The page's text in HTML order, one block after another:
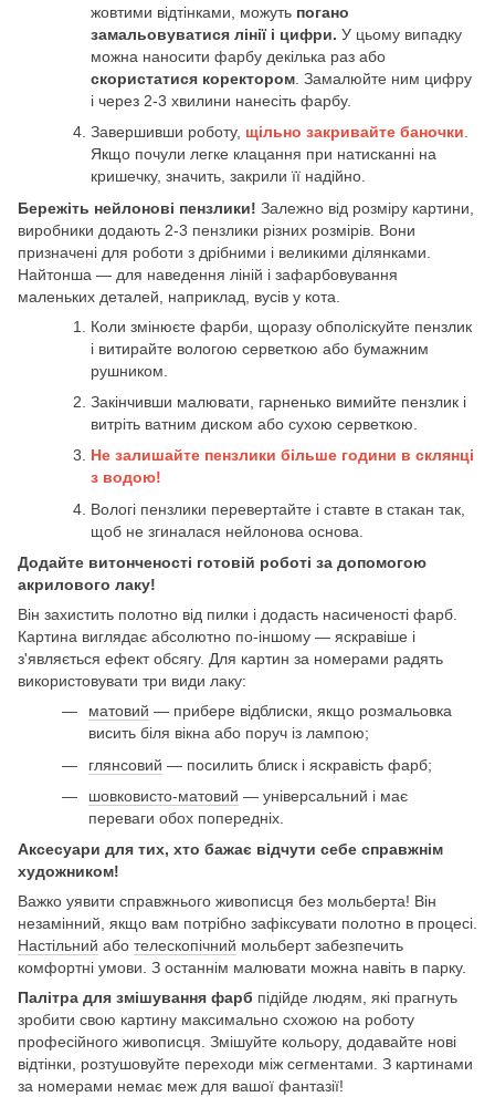
жовтими відтінками, можуть погано
замальовуватися лінії і цифри. У цьому випадку
можна наносити фарбу декілька раз або
скористатися коректором . Замалюйте ним цифру
і через 2-3 хвилини нанесіть фарбу.
Завершивши роботу, щільно закривайте баночки.
Якщо почули легке клацання при натисканні на
кришечку, значить, закрили її надійно.
Бережіть нейлонові пензлики! Залежно від розміру картини,
виробники додають 2-3 пензлики різних розмірів. Вони
призначені для роботи з дрібними і великими ділянками.
Найтонша — для наведення ліній і зафарбовування
маленьких деталей, наприклад, вусів у кота.
Коли змінюєте фарби, щоразу обполіскуйте пензлик
і витирайте вологою серветкою або бумажним
рушником.
Закінчивши малювати, гарненько вимийте пензлик і
витріть ватним диском або сухою серветкою.
Не залишайте пензлики більше години в склянці
з водою!
Вологі пензлики перевертайте і ставте в стакан так,
щоб не згиналася нейлонова основа.
Додайте витонченості готовій роботі за допомогою
акрилового лаку!
Він захистить полотно від пилки і додасть насиченості фарб.
Картина виглядає абсолютно по-іншому — яскравіше і
з'являється ефект обсягу. Для картин за номерами радять
використовувати три види лаку:
матовий — прибере відблиски, якщо розмальовка
висить біля вікна або поруч із лампою;
глянсовий — посилить блиск і яскравість фарб;
шовковисто-матовий — універсальний і має
переваги обох попередніх.
Аксесуари для тих, хто бажає відчути себе справжнім
художником!
Важко уявити справжнього живописця без мольберта! Він
незамінний, якщо вам потрібно зафіксувати полотно в процесі.
Настільний або телескопічний мольберт забезпечить
комфортні умови. З останнім малювати можна навіть в парку.
Палітра для змішування фарб підійде людям, які прагнуть
зробити свою картину максимально схожою на роботу
професійного живописця. Змішуйте кольору, додавайте нові
відтінки, розтушовуйте переходи між сегментами. З картинами
за номерами немає меж для вашої фантазії!